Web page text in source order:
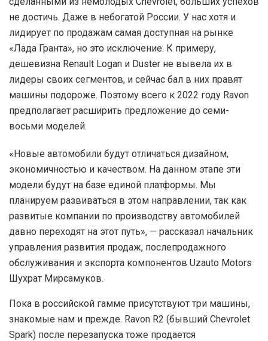
не достичь. Даже в небогатой России. У нас хотя и
лидирует по продажам самая доступная на рынке
«Лада Гранта», но это исключение. К примеру,
дешевизна Renault Logan и Duster не вывела их в
лидеры своих сегментов, и сейчас бал в них правят
машины подороже. Поэтому всего к 2022 году Ravon
предполагает расширить предложение до семи-
восьми моделей.
«Новые автомобили будут отличаться дизайном,
экономичностью и качеством. На данном этапе эти
модели будут на базе единой платформы. Мы
планируем развиваться в этом направлении, так как
развитые компании по производству автомобилей
давно переходят на этот путь», — рассказал начальник
управления развития продаж, послепродажного
обслуживания и экспорта компонентов Uzauto Motors
Шухрат Мирсамуков.
Пока в российской гамме присутствуют три машины,
знакомые нам и прежде. Ravon R2 (бывший Chevrolet
Spark) после перезапуска тоже продается